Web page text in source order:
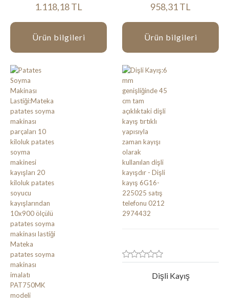
1.118,18 TL
Ürün bilgileri
958,31 TL
Ürün bilgileri
Dişli Kayış